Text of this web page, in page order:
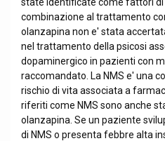
combinazione al trattamento
olanzapina non e' stata
nel trattamento della psicosi
dopaminergico in pazienti con
raccomandato. La NMS e' una
rischio di vita associata a
riferiti come NMS sono anche
olanzapina. Se un paziente
di NMS o presenta febbre alta